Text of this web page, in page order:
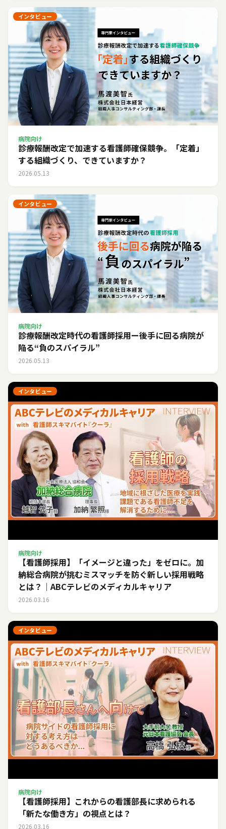
インタビュー
病院向け
診療報酬改定で加速する看護師確保競争。「定着」
する組織づくり、できていますか？
2026.05.13
インタビュー
病院向け
診療報酬改定時代の看護師採用ー後手に回る病院が
陥る“負のスパイラル”
2026.05.13
インタビュー
病院向け
【看護師採用】「イメージと違った」をゼロに。加
納総合病院が挑むミスマッチを防ぐ新しい採用戦略
とは？｜ABCテレビのメディカルキャリア
2026.03.16
インタビュー
病院向け
【看護師採用】これからの看護部長に求められる
「新たな働き方」の視点とは？
2026.03.16